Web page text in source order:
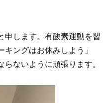
します。有酸素運動を習
ングはお休みしよう」
ないように頑張ります。